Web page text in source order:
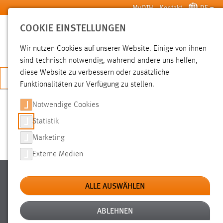
Zum Hauptinhalt springen MyOTH Kontakt DE
SUCHE
JETZT BEWERBEN
International Wege ins Ausland
CHECKLISTEN
Ostbayerische Technische
Hochschule Amberg-Weiden
Standort Amberg
COOKIE EINSTELLUNGEN
Wir nutzen Cookies auf unserer Website. Einige von ihnen
sind technisch notwendig, während andere uns helfen,
diese Website zu verbessern oder zusätzliche
Funktionalitäten zur Verfügung zu stellen.
Notwendige Cookies
Statistik
Marketing
Externe Medien
ALLE AUSWÄHLEN
ABLEHNEN